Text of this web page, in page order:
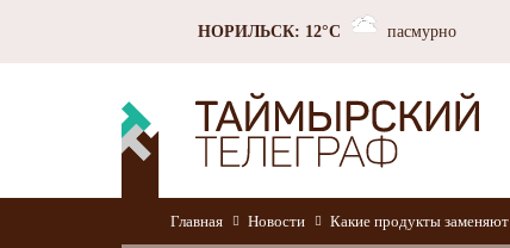
НОРИЛЬСК: 12°C пасмурно
Главная Новости Какие продукты заменяют